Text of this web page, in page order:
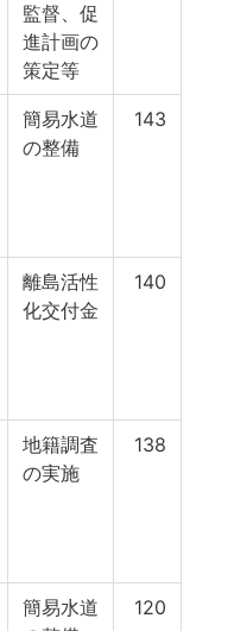
監督、促
進計画の
策定等
簡易水道
の整備
143
離島活性
化交付金
140
地籍調査
の実施
138
簡易水道
120